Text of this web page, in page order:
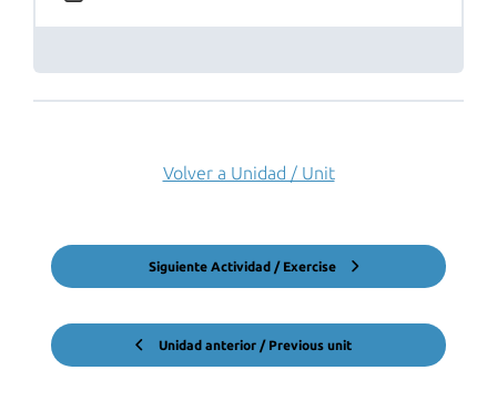
Unidad anterior / Previous unit
Volver a Unidad / Unit
Siguiente Actividad / Exercise